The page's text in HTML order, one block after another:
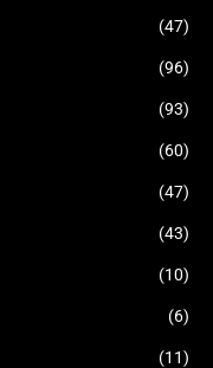
(47)
(96)
(93)
(60)
(47)
(43)
(10)
(6)
(11)